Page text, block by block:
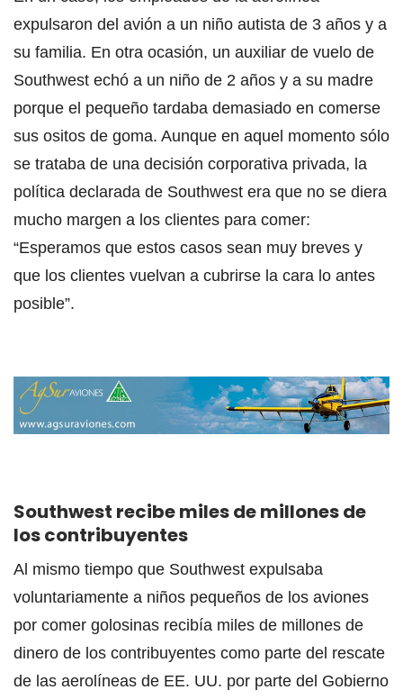
expulsaron del avión a un niño autista de 3 años y a
su familia. En otra ocasión, un auxiliar de vuelo de
Southwest echó a un niño de 2 años y a su madre
porque el pequeño tardaba demasiado en comerse
sus ositos de goma. Aunque en aquel momento sólo
se trataba de una decisión corporativa privada, la
política declarada de Southwest era que no se diera
mucho margen a los clientes para comer:
“Esperamos que estos casos sean muy breves y
que los clientes vuelvan a cubrirse la cara lo antes
posible”.
Southwest recibe miles de millones de
los contribuyentes
Al mismo tiempo que Southwest expulsaba
voluntariamente a niños pequeños de los aviones
por comer golosinas recibía miles de millones de
dinero de los contribuyentes como parte del rescate
de las aerolíneas de EE. UU. por parte del Gobierno